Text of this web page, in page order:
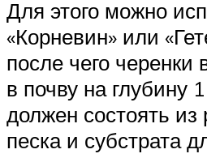
Для этого можно
«Корневин» или
после чего
в почву на глубину
должен состоять из
песка и субстрата